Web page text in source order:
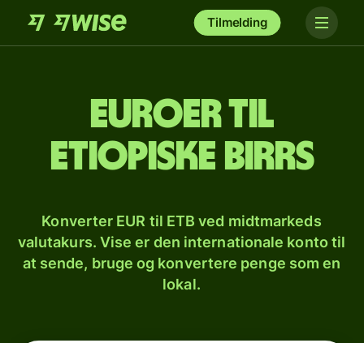
Tilmelding
Euroer til
etiopiske birrs
Konverter EUR til ETB ved midtmarkeds
valutakurs. Vise er den internationale konto til
at sende, bruge og konvertere penge som en
lokal.